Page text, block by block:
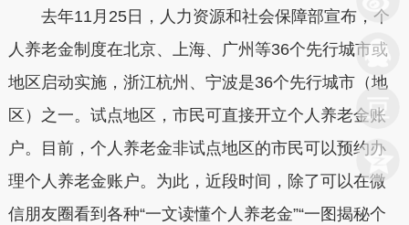
去年11月25日，人力资源和社会保障部宣布，个
人养老金制度在北京、上海、广州等36个先行城市或
地区启动实施，浙江杭州、宁波是36个先行城市（地
区）之一。试点地区，市民可直接开立个人养老金账
户。目前，个人养老金非试点地区的市民可以预约办
理个人养老金账户。为此，近段时间，除了可以在微
信朋友圈看到各种“一文读懂个人养老金”“一图揭秘个